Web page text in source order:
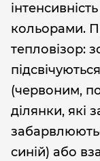
кольорами.
тепловізор:
(червоним,
ділянки, які
синій) або